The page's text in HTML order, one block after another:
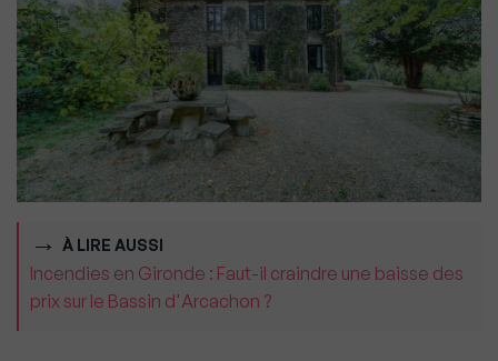
À LIRE AUSSI
Incendies en Gironde : Faut-il craindre une baisse des
prix sur le Bassin d'Arcachon ?